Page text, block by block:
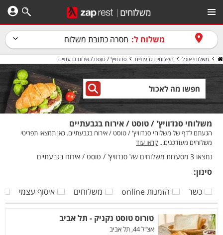
משלוח ל: חסרה כתובת משלוח
משלוחי אוכל משלוחים גבעתיים סנדוויץ' / טוסט / אירוח גבעתיים
משלוחי סנדוויץ' / טוסט / אירוח בגבעתיים
הגעתם לדף של משלוחי סנדוויץ' / טוסט / אירוח בגבעתיים. כאן תמצאו תפריטי
משלוחים מעודכנים... קראו עוד
נמצאו 3 מסעדות משלוחים של סנדוויץ' / טוסט / אירוח בגבעתיים
סינון:
כשר
הזמנות online משלוחים איסוף עצמי
טורוס טוסט נקניק - תל אביב
אצ"ל 44, תל אביב